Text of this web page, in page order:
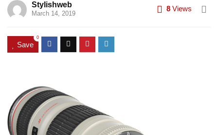
Stylishweb
March 14, 2019
8 Views
Save
0